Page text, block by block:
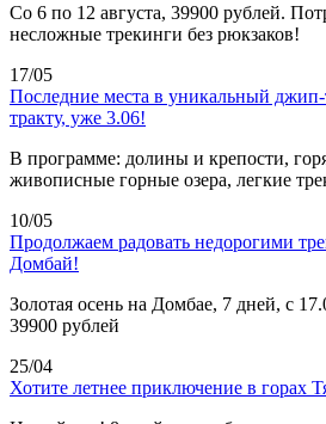
Со 6 по 12 августа, 39900 рублей.
несложные трекинги без рюкзаков!
17/05
Последние места в уникальный
тракту, уже 3.06!
В программе: долины и крепости,
живописные горные озера, легкие
10/05
Продолжаем радовать недорогими
Домбай!
Золотая осень на Домбае, 7 дней, с
39900 рублей
25/04
Хотите летнее приключение в горах